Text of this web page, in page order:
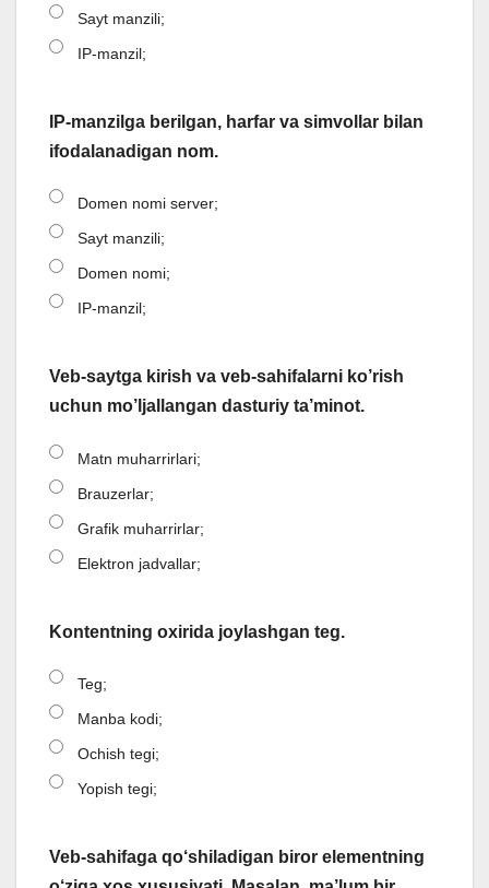
Sayt manzili;
IP-manzil;
IP-manzilga berilgan, harfar va simvollar bilan
ifodalanadigan nom.
Domen nomi server;
Sayt manzili;
Domen nomi;
IP-manzil;
Veb-saytga kirish va veb-sahifalarni ko’rish
uchun mo’ljallangan dasturiy ta’minot.
Matn muharrirlari;
Brauzerlar;
Grafik muharrirlar;
Elektron jadvallar;
Kontentning oxirida joylashgan teg.
Teg;
Manba kodi;
Ochish tegi;
Yopish tegi;
Veb-sahifaga qo‘shiladigan biror elementning